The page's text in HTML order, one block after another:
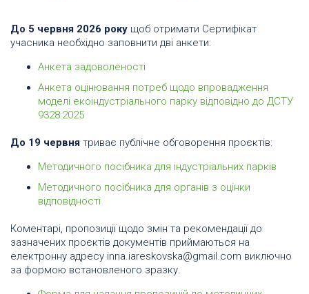
До 5 червня 2026 року щоб отримати Сертифікат
учасника необхідно заповнити дві анкети:
Анкета задоволеності
Анкета оцінювання потреб щодо впровадження
моделі екоіндустріального парку відповідно до ДСТУ
9328:2025
До 19 червня триває публічне обговорення проєктів:
Методичного посібника для індустріальних парків
Методичного посібника для органів з оцінки
відповідності
Коментарі, пропозиції щодо змін та рекомендації до
зазначених проєктів документів приймаються на
електронну адресу inna.iareskovska@gmail.com виключно
за формою встановленого зразку.